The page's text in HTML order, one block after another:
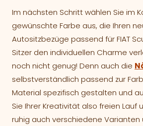
Im nächsten Schritt wählen Sie im
gewünschte Farbe aus, die Ihren
Autositzbezüge passend für FIAT
Sitzer den individuellen Charme
noch nicht genug! Denn auch die
selbstverständlich passend zur
Material spezifisch gestalten und
Sie Ihrer Kreativität also freien Lauf
ruhig auch verschiedene Varianten